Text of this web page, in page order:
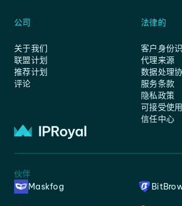
公司
关于我们
联盟计划
推荐计划
评论
法律的
客户身份
代理来源
数据处理
服务条款
隐私政策
可接受使
信任中心
伙伴
Maskfog